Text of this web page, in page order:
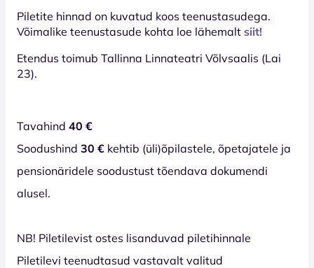
Piletite hinnad on kuvatud koos teenustasudega.
Võimalike teenustasude kohta loe lähemalt siit!
Etendus toimub Tallinna Linnateatri Võlvsaalis (Lai
23).
Tavahind 40 €
Soodushind 30 € kehtib (üli)õpilastele, õpetajatele ja
pensionäridele soodustust tõendava dokumendi
alusel.
NB! Piletilevist ostes lisanduvad piletihinnale
Piletilevi teenudtasud vastavalt valitud